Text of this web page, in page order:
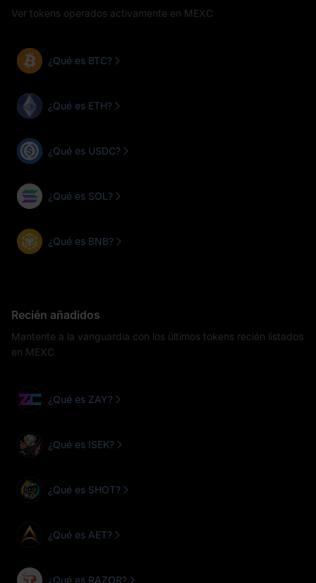
Ver tokens operados activamente en MEXC
¿Qué es BTC?
¿Qué es ETH?
¿Qué es USDC?
¿Qué es SOL?
¿Qué es BNB?
Recién añadidos
Mantente a la vanguardia con los últimos tokens recién listados
en MEXC
¿Qué es ZAY?
¿Qué es ISEK?
¿Qué es SHOT?
¿Qué es AET?
¿Qué es RAZOR?